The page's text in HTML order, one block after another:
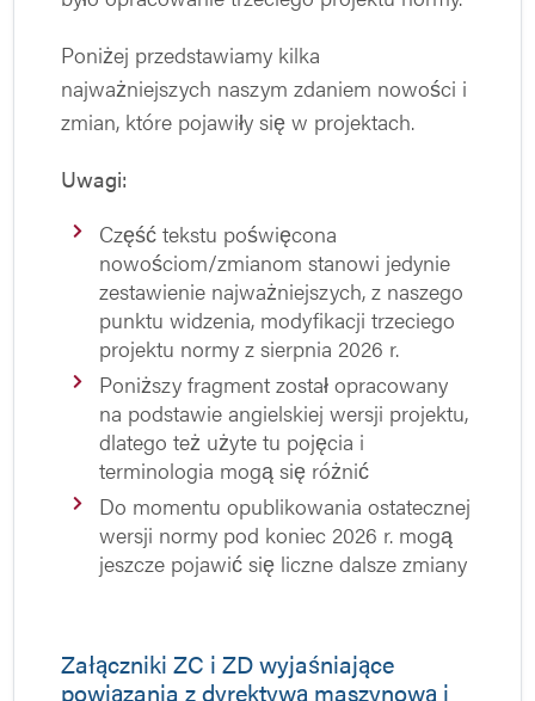
Poniżej przedstawiamy kilka
najważniejszych naszym zdaniem nowości i
zmian, które pojawiły się w projektach.
Uwagi:
Część tekstu poświęcona
nowościom/zmianom stanowi jedynie
zestawienie najważniejszych, z naszego
punktu widzenia, modyfikacji trzeciego
projektu normy z sierpnia 2026 r.
Poniższy fragment został opracowany
na podstawie angielskiej wersji projektu,
dlatego też użyte tu pojęcia i
terminologia mogą się różnić
Do momentu opublikowania ostatecznej
wersji normy pod koniec 2026 r. mogą
jeszcze pojawić się liczne dalsze zmiany
Załączniki ZC i ZD wyjaśniające
powiązania z dyrektywą maszynową i